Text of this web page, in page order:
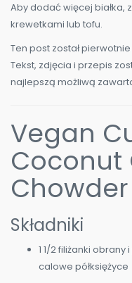
Aby dodać więcej białka,
krewetkami lub tofu.
Ten post został
Tekst, zdjęcia i przepis
najlepszą możliwą
Vegan
Coconut
Chowder
Składniki
1 1/2 filiżanki obrany
calowe półksiężyce